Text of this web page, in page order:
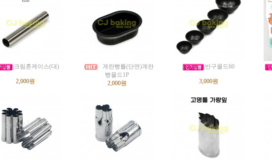
크림혼케이스(대)
2,000원
계란빵틀(단면)계란
빵몰드1P
2,000원
반구몰드60
3,000원